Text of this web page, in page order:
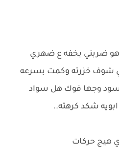
ضربني بخفه ع ضهري
شوف خزرته وكمت بسرعه
يسود وجها فوك هل سواد
شكد كرهته..
هيج حركات